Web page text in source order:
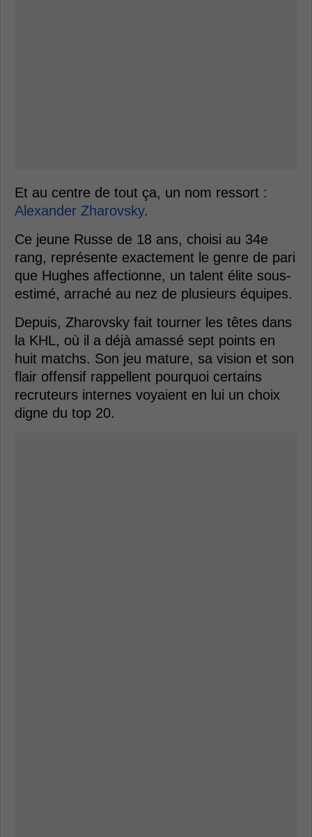
Et au centre de tout ça, un nom ressort :
Alexander Zharovsky.
Ce jeune Russe de 18 ans, choisi au 34e
rang, représente exactement le genre de pari
que Hughes affectionne, un talent élite sous-
estimé, arraché au nez de plusieurs équipes.
Depuis, Zharovsky fait tourner les têtes dans
la KHL, où il a déjà amassé sept points en
huit matchs. Son jeu mature, sa vision et son
flair offensif rappellent pourquoi certains
recruteurs internes voyaient en lui un choix
digne du top 20.